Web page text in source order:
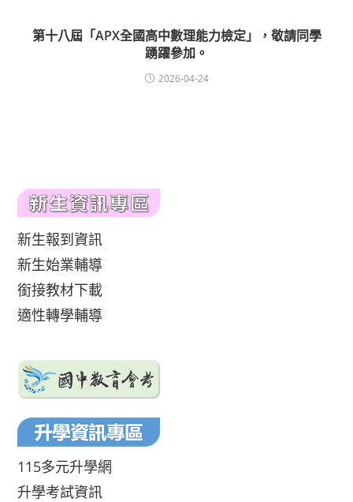
第十八屆「APX全國高中數理能力檢定」，敬請同學
踴躍參加。
2026-04-24
新生報到資訊
新生始業輔導
銜接教材下載
適性轉學輔導
115多元升學網
升學考試資訊